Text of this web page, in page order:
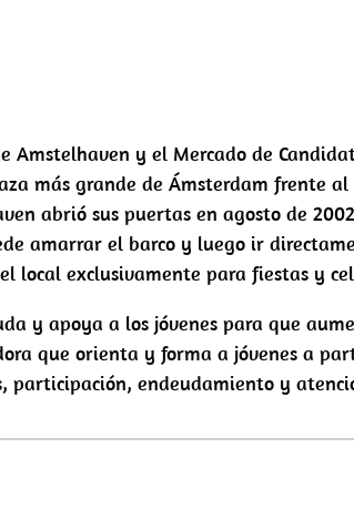
Amstelhaven y el Mercado de
más grande de Ámsterdam frente al
abrió sus puertas en agosto de
amarrar el barco y luego ir
local exclusivamente para fiestas y
y apoya a los jóvenes para que
que orienta y forma a jóvenes a
participación, endeudamiento y